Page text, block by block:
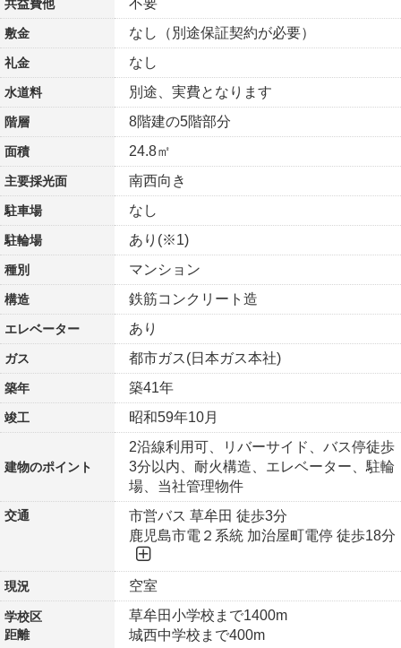
共益費他
敷金 なし（別途保証契約が必要）
礼金 なし
水道料 別途、実費となります
階層 8階建の5階部分
面積 24.8㎡
主要採光面 南西向き
駐車場 なし
駐輪場 あり(※1)
種別 マンション
構造 鉄筋コンクリート造
エレベーター あり
ガス 都市ガス(日本ガス本社)
築年 築41年
竣工 昭和59年10月
建物のポイント
2沿線利用可、リバーサイド、バス停徒歩
3分以内、耐火構造、エレベーター、駐輪
場、当社管理物件
交通
市営バス 草牟田 徒歩3分
鹿児島市電２系統 加治屋町電停 徒歩18分
現況 空室
学校区
距離
草牟田小学校まで1400m
城西中学校まで400m